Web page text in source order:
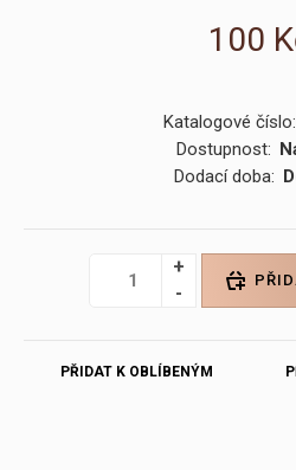
100
Katalogové číslo:
Dostupnost:
Dodací doba:
PŘIDAT K OBLÍBENÝM